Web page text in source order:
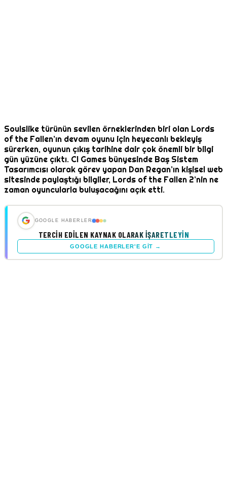
Soulslike türünün sevilen örneklerinden biri olan Lords
of the Fallen’ın devam oyunu için heyecanlı bekleyiş
sürerken, oyunun çıkış tarihine dair çok önemli bir bilgi
gün yüzüne çıktı. CI Games bünyesinde Baş Sistem
Tasarımcısı olarak görev yapan Dan Regan’ın kişisel web
sitesinde paylaştığı bilgiler, Lords of the Fallen 2’nin ne
zaman oyuncularla buluşacağını açık etti.
GOOGLE HABERLER
TERCIH EDILEN KAYNAK OLARAK İŞARETLEYIN
GOOGLE HABERLER'E GIT →